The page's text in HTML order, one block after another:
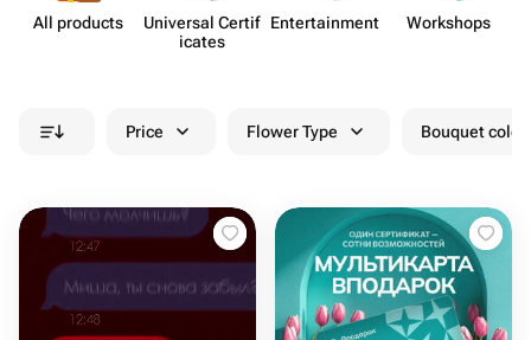
All products
Universal Certif​
icates
Enterta​inment Workshops
Price Flower Type Bouquet